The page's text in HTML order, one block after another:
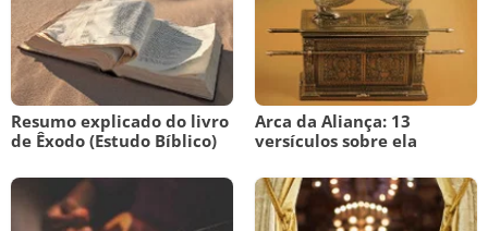
Resumo explicado do livro
de Êxodo (Estudo Bíblico)
Arca da Aliança: 13
versículos sobre ela